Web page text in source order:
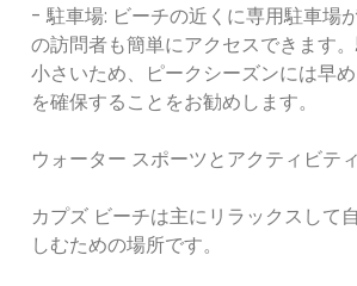
- 駐車場: ビーチの近くに専用駐車場
の訪問者も簡単にアクセスできます
小さいため、ピークシーズンには早
を確保することをお勧めします。
ウォーター スポーツとアクティビティ
カプズ ビーチは主にリラックスして
しむための場所です。